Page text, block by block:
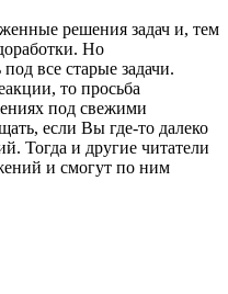
решения задач и, тем
Но
все старые задачи.
то просьба
под свежими
если Вы где-то далеко
Тогда и другие читатели
и смогут по ним